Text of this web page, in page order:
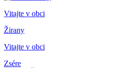
Vitajte v obci
Žirany
Vitajte v obci
Zsére